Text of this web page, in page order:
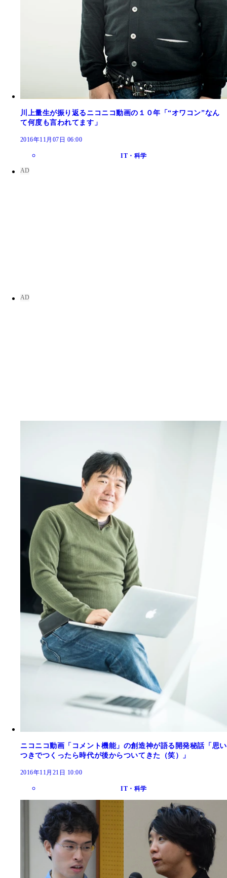
川上量生が振り返るニコニコ動画の１０年「“オワコン”なん
て何度も言われてます」
2016年11月07日 06:00
IT・科学
ニコニコ動画「コメント機能」の創造神が語る開発秘話「思い
つきでつくったら時代が後からついてきた（笑）」
2016年11月21日 10:00
IT・科学